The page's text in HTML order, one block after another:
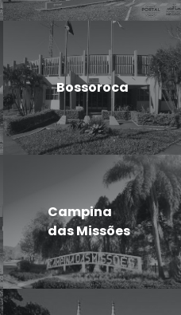
Bossoroca
Campina
das Missões